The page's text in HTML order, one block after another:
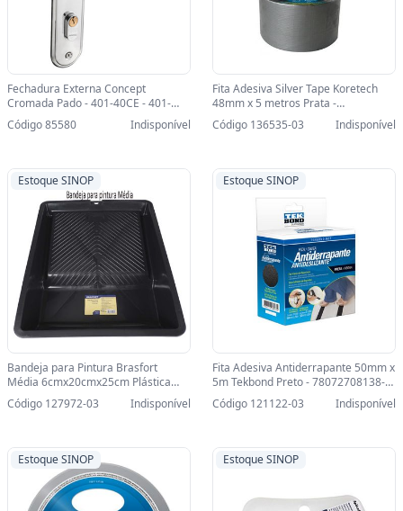
Fechadura Externa Concept
Cromada Pado - 401-40CE - 401-
40CE
Código 85580 Indisponível
Fita Adesiva Silver Tape Koretech
48mm x 5 metros Prata -
22.23.4.0011-SINOP-03 -
22.23.4.0011
Código 136535-03 Indisponível
Estoque SINOP
Bandeja para Pintura Brasfort
Média 6cmx20cmx25cm Plástica
Preto - 7928-SINOP-03 - 7928
Código 127972-03 Indisponível
Estoque SINOP
Fita Adesiva Antiderrapante 50mm x
5m Tekbond Preto - 78072708138-
SINOP-03 - 78072708138
Código 121122-03 Indisponível
Estoque SINOP Estoque SINOP